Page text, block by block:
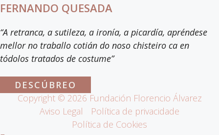
FERNANDO QUESADA
“A retranca, a sutileza, a ironía, a picardía, apréndese
mellor no traballo cotián do noso chisteiro ca en
tódolos tratados de costume”
DESCÚBREO
Copyright © 2026 Fundación Florencio Álvarez
Aviso Legal
Política de privacidade
Política de Cookies